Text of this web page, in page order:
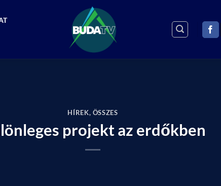
HÍREK, ÖSSZES
projekt az erdőkben